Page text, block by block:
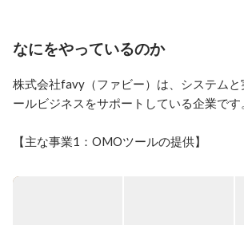
私は飲食業を憧れの職業にしたいと思
ポテンシャルはあると考えていますが
ムが追い付いていないからだと感じま
共感してくれたら、一緒にハッピーに
なにをやっているのか
株式会社favy（ファビー）は、システム
ールビジネスをサポートしている企業です
【主な事業1：OMOツールの提供】
インとオフラインの融合）マーケティング